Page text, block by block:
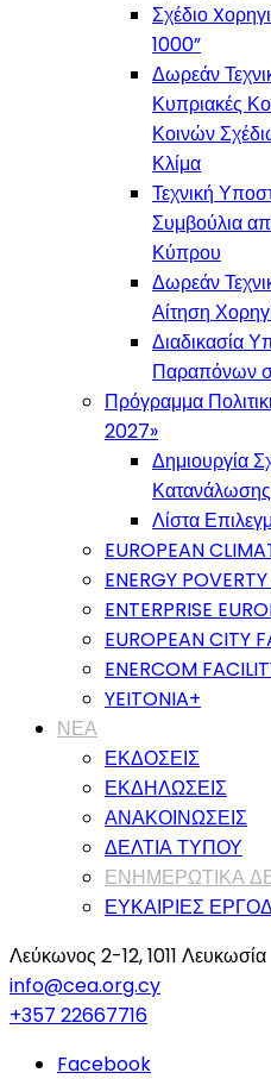
Σχέδιο
1000”
Δωρεάν
Κυπριακές
Κοινών
Κλίμα
Τεχνική
Συμβούλια
Κύπρου
Δωρεάν
Αίτηση
Διαδικασία
Παραπόνων
Πρόγραμμα
2027»
Δημιουργία
Κατανάλωσης
Λίστα
EUROPEAN
ENERGY
ENTERPRISE
EUROPEAN CITY
ENERCOM
YEITONIA+
ΝΕΑ
ΕΚΔΟΣΕΙΣ
ΕΚΔΗΛΩΣΕΙΣ
ΑΝΑΚΟΙΝΩΣΕΙΣ
ΔΕΛΤΙΑ ΤΥΠΟΥ
ΕΝΗΜΕΡΩΤΙΚΑ
ΕΥΚΑΙΡΙΕΣ
Λεύκωνος 2-12, 1011 Λευκωσία
info@cea.org.cy
+357 22667716
Facebook